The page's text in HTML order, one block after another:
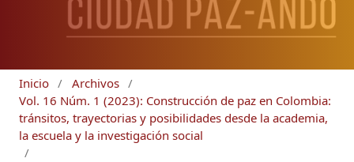
Inicio / Archivos /
Vol. 16 Núm. 1 (2023): Construcción de paz en Colombia:
tránsitos, trayectorias y posibilidades desde la academia,
la escuela y la investigación social
/